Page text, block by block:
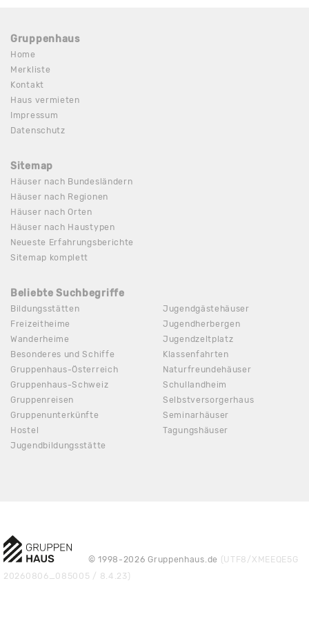
Gruppenhaus
Home
Merkliste
Kontakt
Haus vermieten
Impressum
Datenschutz
Sitemap
Häuser nach Bundesländern
Häuser nach Regionen
Häuser nach Orten
Häuser nach Haustypen
Neueste Erfahrungsberichte
Sitemap komplett
Beliebte Suchbegriffe
Bildungsstätten
Freizeitheime
Wanderheime
Besonderes und Schiffe
Gruppenhaus-Österreich
Gruppenhaus-Schweiz
Gruppenreisen
Gruppenunterkünfte
Hostel
Jugendbildungsstätte
Jugendgästehäuser
Jugendherbergen
Jugendzeltplatz
Klassenfahrten
Naturfreundehäuser
Schullandheim
Selbstversorgerhaus
Seminarhäuser
Tagungshäuser
© 1998-2026 Gruppenhaus.de (UTF8/XMEEQE5G
20260806_085005 / 8.4.23)